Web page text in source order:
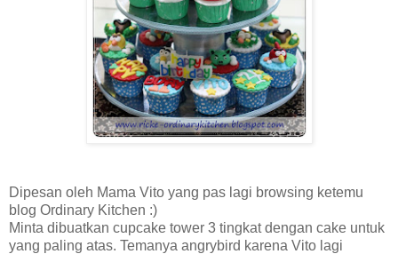
Dipesan oleh Mama Vito yang pas lagi browsing ketemu
blog Ordinary Kitchen :)
Minta dibuatkan cupcake tower 3 tingkat dengan cake untuk
yang paling atas. Temanya angrybird karena Vito lagi